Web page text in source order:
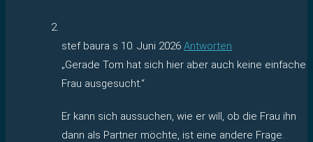
stef baura s 10. Juni 2026 Antworten
„Gerade Tom hat sich hier aber auch keine einfache
Frau ausgesucht.“
Er kann sich aussuchen, wie er will, ob die Frau ihn
dann als Partner möchte, ist eine andere Frage.